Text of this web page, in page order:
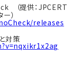
（提供： JPCERT
）
releases
対策